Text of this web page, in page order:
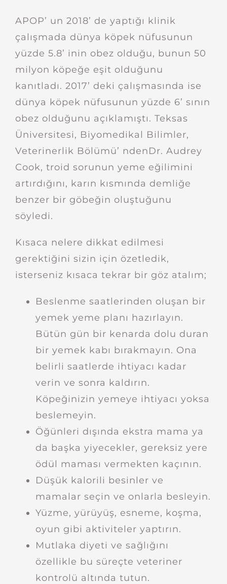
APOP’ un 2018’ de yaptığı klinik
çalışmada dünya köpek nüfusunun
yüzde 5.8’ inin obez olduğu, bunun 50
milyon köpeğe eşit olduğunu
kanıtladı. 2017’ deki çalışmasında ise
dünya köpek nüfusunun yüzde 6’ sının
obez olduğunu açıklamıştı. Teksas
Üniversitesi, Biyomedikal Bilimler,
Veterinerlik Bölümü’ ndenDr. Audrey
Cook, troid sorunun yeme eğilimini
artırdığını, karın kısmında demliğe
benzer bir göbeğin oluştuğunu
söyledi.
Kısaca nelere dikkat edilmesi
gerektiğini sizin için özetledik,
isterseniz kısaca tekrar bir göz atalım;
Beslenme saatlerinden oluşan bir
yemek yeme planı hazırlayın.
Bütün gün bir kenarda dolu duran
bir yemek kabı bırakmayın. Ona
belirli saatlerde ihtiyacı kadar
verin ve sonra kaldırın.
Köpeğinizin yemeye ihtiyacı yoksa
beslemeyin.
Öğünleri dışında ekstra mama ya
da başka yiyecekler, gereksiz yere
ödül maması vermekten kaçının.
Düşük kalorili besinler ve
mamalar seçin ve onlarla besleyin.
Yüzme, yürüyüş, esneme, koşma,
oyun gibi aktiviteler yaptırın.
Mutlaka diyeti ve sağlığını
özellikle bu süreçte veteriner
kontrolü altında tutun.